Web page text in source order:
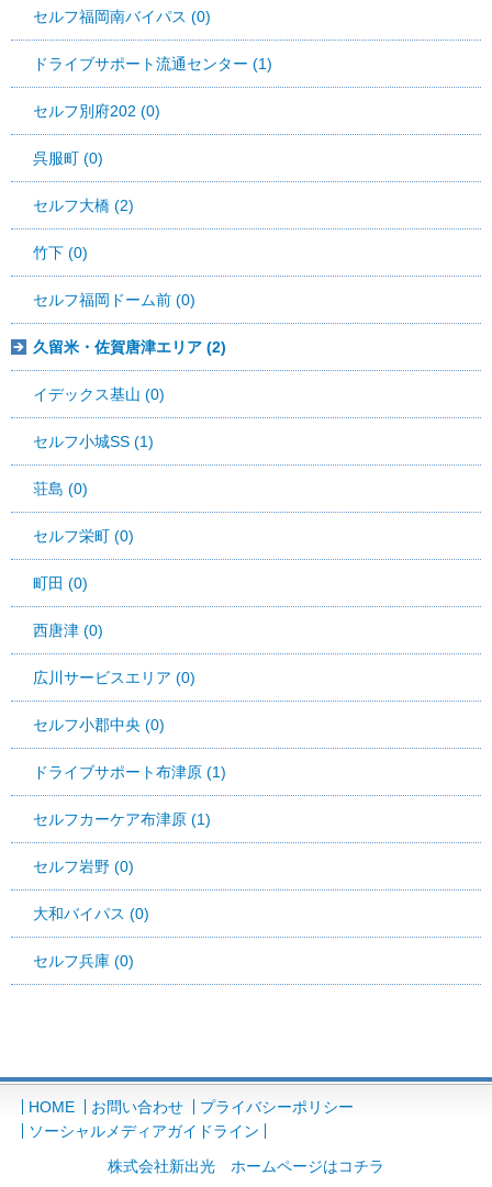
セルフ福岡南バイパス (0)
ドライブサポート流通センター (1)
セルフ別府202 (0)
呉服町 (0)
セルフ大橋 (2)
竹下 (0)
セルフ福岡ドーム前 (0)
久留米・佐賀唐津エリア (2)
イデックス基山 (0)
セルフ小城SS (1)
荘島 (0)
セルフ栄町 (0)
町田 (0)
西唐津 (0)
広川サービスエリア (0)
セルフ小郡中央 (0)
ドライブサポート布津原 (1)
セルフカーケア布津原 (1)
セルフ岩野 (0)
大和バイパス (0)
セルフ兵庫 (0)
HOME お問い合わせ
プライバシーポリシー
ソーシャルメディアガイドライン
株式会社新出光 ホームページはコチラ